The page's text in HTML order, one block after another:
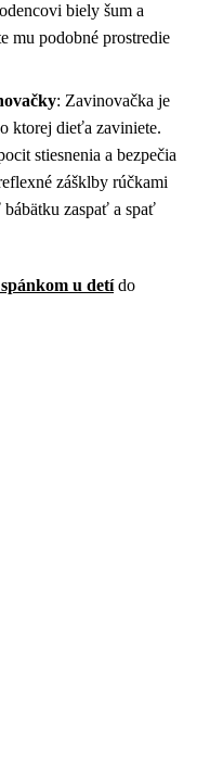
biely šum a
mu podobné prostredie
: Zavinovačka je
ktorej dieťa zaviniete.
stiesnenia a bezpečia
zášklby rúčkami
zaspať a spať
u detído